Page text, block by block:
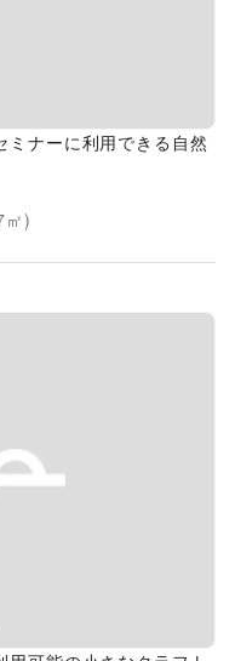
ミナーに利用できる自然
㎡)